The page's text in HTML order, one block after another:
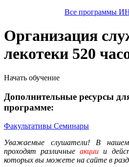
Все программы
Организация
лекотеки 520
Начать обучение
Дополнительные ресурсы
программе:
Факультативы Семинары
Уважаемые слушатели! В
проходят различныеакции и
которых вы можете на сайте в